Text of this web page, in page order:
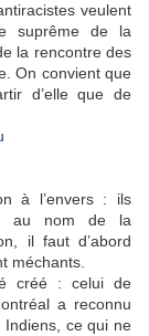
veulent
suprême de la
la rencontre des
On convient que
d’elle que de
à l’envers : ils
au nom de la
il faut d’abord
méchants.
créé : celui de
a reconnu
Indiens, ce qui ne